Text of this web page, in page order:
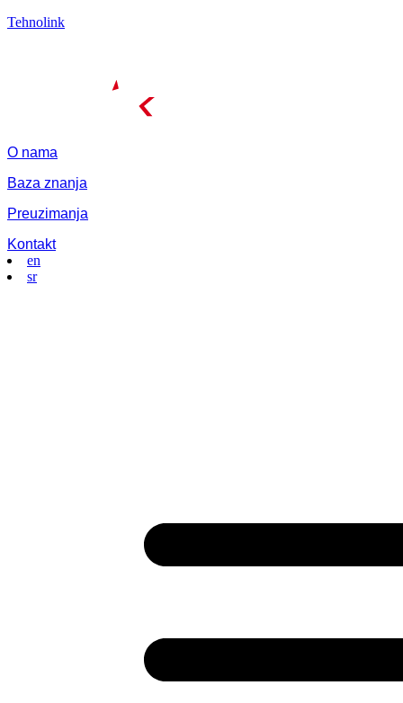
Tehnolink
O nama
Baza znanja
Preuzimanja
Kontakt
en
sr